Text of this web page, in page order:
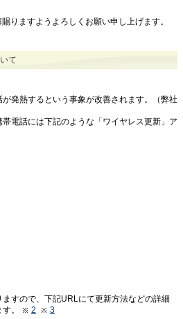
りますようよろしくお願い申し上げます。
て
発熱するという事象が改善されます。（弊社
電話には下記のような「ワイヤレス更新」ア
すので、下記URLにて更新方法などの詳細
。
2 3